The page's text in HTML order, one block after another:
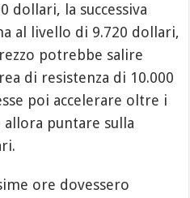
dollari, la successiva
al livello di 9.720 dollari,
potrebbe salire
di resistenza di 10.000
poi accelerare oltre i
puntare sulla
ore dovessero